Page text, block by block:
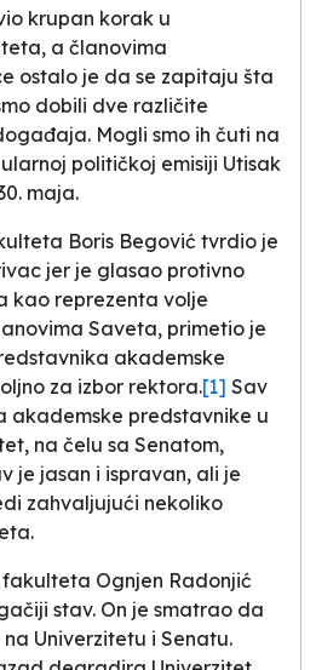
krupan korak u
a članovima
ostalo je da se zapitaju šta
dobili dve različite
Mogli smo ih čuti na
političkoj emisiji Utisak
maja.
Boris Begović tvrdio je
jer je glasao protivno
kao reprezenta volje
Saveta, primetio je
akademske
za izbor rektora.[1] Sav
akademske predstavnike u
na čelu sa Senatom,
je jasan i ispravan, ali je
zahvaljujući nekoliko
Ognjen Radonjić
stav. On je smatrao da
Univerzitetu i Senatu.